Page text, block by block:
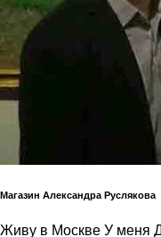
Магазин Александра Руслякова
Живу в Москве У меня